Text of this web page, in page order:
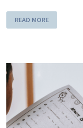
READ MORE